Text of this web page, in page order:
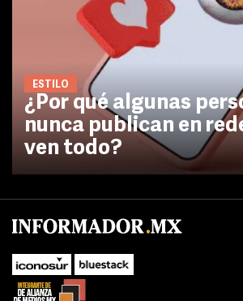
ESTILO
¿Por qué algunas
nunca publican en
ven todo?